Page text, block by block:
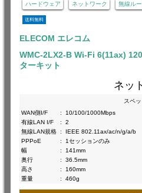
ハードウェア ネットワーク 無線ル
送料無料
ELECOM エレコム
WMC-2LX2-B Wi-Fi 6(11ax)
ターキット
ネッ
スペッ
WAN側I/F
:
10/100/1000Mbps
有線LAN I/F
:
2
無線LAN規格 :
IEEE 802.11ax/ac/n/g/a/b
PPPoE
:
1セッションのみ
幅
:
141mm
奥行
:
36.5mm
高さ
:
160mm
重量
: 460g